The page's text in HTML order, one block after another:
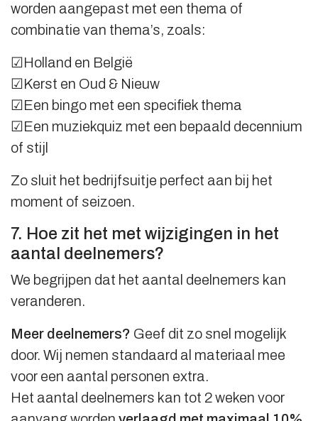
worden aangepast met een thema of
combinatie van thema’s, zoals:
☑Holland en België
☑Kerst en Oud & Nieuw
☑Een bingo met een specifiek thema
☑Een muziekquiz met een bepaald decennium
of stijl
Zo sluit het bedrijfsuitje perfect aan bij het
moment of seizoen.
7. Hoe zit het met wijzigingen in het
aantal deelnemers?
We begrijpen dat het aantal deelnemers kan
veranderen.
Meer deelnemers? Geef dit zo snel mogelijk
door. Wij nemen standaard al materiaal mee
voor een aantal personen extra.
Het aantal deelnemers kan tot 2 weken voor